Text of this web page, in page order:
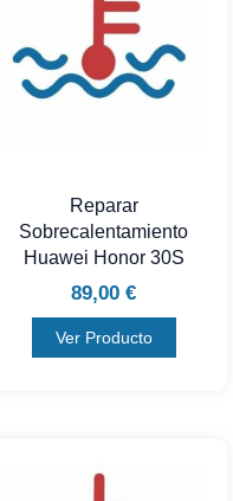
Reparar
Sobrecalentamiento
Huawei Honor 30S
89,00 €
Ver Producto